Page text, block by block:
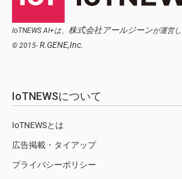
IoTNEWS AI+は、 株式会社アールジーンが運営し
© 2015- R.GENE,Inc.
IoTNEWSについて
IoTNEWSとは
広告掲載・タイアップ
プライバシーポリシー